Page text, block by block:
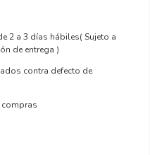
2 a 3 días hábiles( Sujeto a
de entrega )
contra defecto de